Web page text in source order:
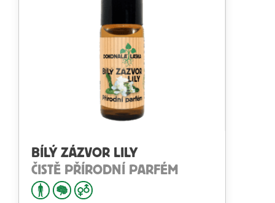
BÍLÝ ZÁZVOR LILY
ČISTĚ PŘÍRODNÍ PARFÉM